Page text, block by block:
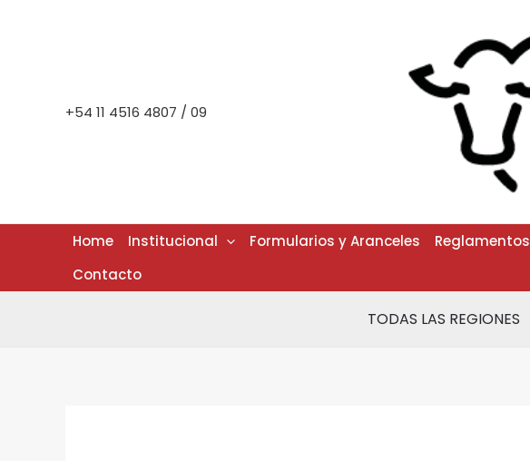
+54 11 4516 4807 / 09
Home Institucional Formularios y Aranceles Reglamentos
Contacto
TODAS LAS REGIONES